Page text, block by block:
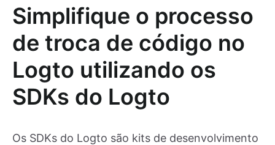
Simplifique o processo
de troca de código no
Logto utilizando os
SDKs do Logto
Os SDKs do Logto são kits de desenvolvimento